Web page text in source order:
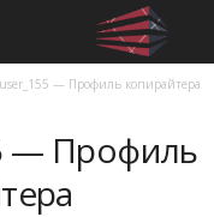
user_155 — Профиль копирайтера
— Профиль